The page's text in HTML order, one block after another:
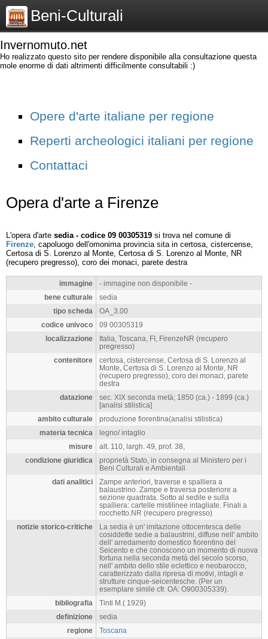
Beni-Culturali
Invernomuto.net
Ho realizzato questo sito per rendere disponibile alla consultazione questa
mole enorme di dati altrimenti difficilmente consultabili :)
Opere d'arte italiane per regione
Reperti archeologici italiani per regione
Contattaci
Opera d'arte a Firenze
L'opera d'arte sedia - codice 09 00305319 si trova nel comune di
Firenze , capoluogo dell'omonima provincia sita in certosa, cistercense,
Certosa di S. Lorenzo al Monte, Certosa di S. Lorenzo al Monte, NR
(recupero pregresso), coro dei monaci, parete destra
immagine
- immagine non disponibile -
bene culturale
sedia
tipo scheda
OA_3.00
codice univoco
09 00305319
localizzazione
Italia, Toscana, FI, FirenzeNR (recupero
pregresso)
contenitore
certosa, cistercense, Certosa di S. Lorenzo al
Monte, Certosa di S. Lorenzo al Monte, NR
(recupero pregresso), coro dei monaci, parete
destra
datazione
sec. XIX seconda metà; 1850 (ca.) - 1899 (ca.)
[analisi stilistica]
ambito culturale
produzione fiorentina(analisi stilistica)
materia tecnica
legno/ intaglio
misure
alt. 110, largh. 49, prof. 38,
condizione giuridica
proprietà Stato, in consegna al Ministero per i
Beni Culturali e Ambientali
dati analitici
Zampe anteriori, traverse e spalliera a
balaustrino. Zampe e traversa posteriore a
sezione quadrata. Sotto al sedile e sulla
spalliera: cartelle mistilinee intagliate. Finali a
rocchetto.NR (recupero pregresso)
notizie storico-critiche
La sedia è un' imitazione ottocentesca delle
cosiddette sedie a balaustrini, diffuse nell' ambito
dell' arredamento domestico fiorentino del
Seicento e che conoscono un momento di nuova
fortuna nella seconda metà del secolo scorso,
nell' ambito dello stile eclettico e neobarocco,
caratterizzato dalla ripresa di motivi, intagli e
strutture cinque-seicentesche. (Per un
esemplare simile cfr. OA: O900305339).
bibliografia
Tinti M.( 1929)
definizione
sedia
regione
Toscana